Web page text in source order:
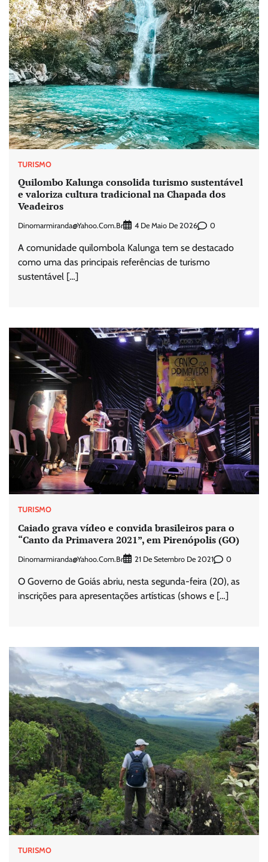
TURISMO
Quilombo Kalunga consolida turismo sustentável
e valoriza cultura tradicional na Chapada dos
Veadeiros
Dinomarmiranda@yahoo.com.br 4 De Maio De 2026 0
A comunidade quilombola Kalunga tem se destacado
como uma das principais referências de turismo
sustentável […]
TURISMO
Caiado grava vídeo e convida brasileiros para o
“Canto da Primavera 2021”, em Pirenópolis (GO)
Dinomarmiranda@yahoo.com.br 21 De Setembro De 2021 0
O Governo de Goiás abriu, nesta segunda-feira (20), as
inscrições para apresentações artísticas (shows e […]
TURISMO